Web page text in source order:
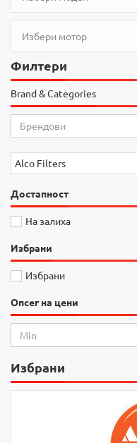
Филтери
Brand & Categories
Брендови
Alco Filters
Достапност
На залиха
Избрани
Избрани
Опсег на цени
Избрани